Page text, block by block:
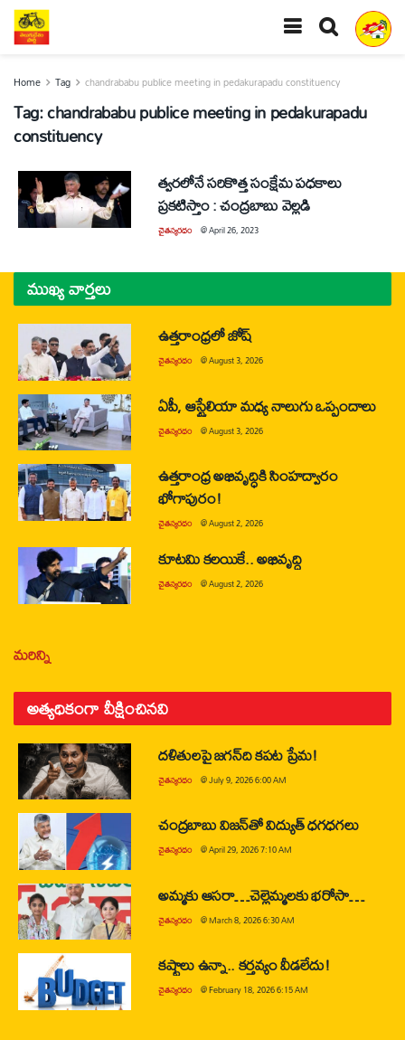
Home Tag chandrababu publice meeting in pedakurapadu constituency
Tag:chandrababu publice meeting in pedakurapadu
constituency
త్వరలోనే సరికొత్త సంక్షేమ పధకాలు
ప్రకటిస్తాం : చంద్రబాబు వెల్లడి
చైతన్యరధం @April 26, 2023
ముఖ్య వార్తలు
ఉత్తరాంధ్రలో జోష్
చైతన్యరధం @August 3, 2026
ఏపీ, ఆస్ట్రేలియా మధ్య నాలుగు ఒప్పందాలు
చైతన్యరధం @August 3, 2026
ఉత్తరాంధ్ర అభివృద్ధికి సింహద్వారం
భోగాపురం!
చైతన్యరధం @August 2, 2026
కూటమి కలయికే.. అభివృద్ధి
చైతన్యరధం @August 2, 2026
మరిన్ని
అత్యధికంగా వీక్షించినవి
దళితులపై జగన్‌ది కపట ప్రేమ!
చైతన్యరధం @July 9, 2026 6:00 AM
చంద్రబాబు విజన్‌తో విద్యుత్ ధగధగలు
చైతన్యరధం @April 29, 2026 7:10 AM
అమ్మకు ఆసరా…చెల్లెమ్మలకు భరోసా…
చైతన్యరధం @March 8, 2026 6:30 AM
కష్టాలు ఉన్నా.. కర్తవ్యం వీడలేదు!
చైతన్యరధం @February 18, 2026 6:15 AM